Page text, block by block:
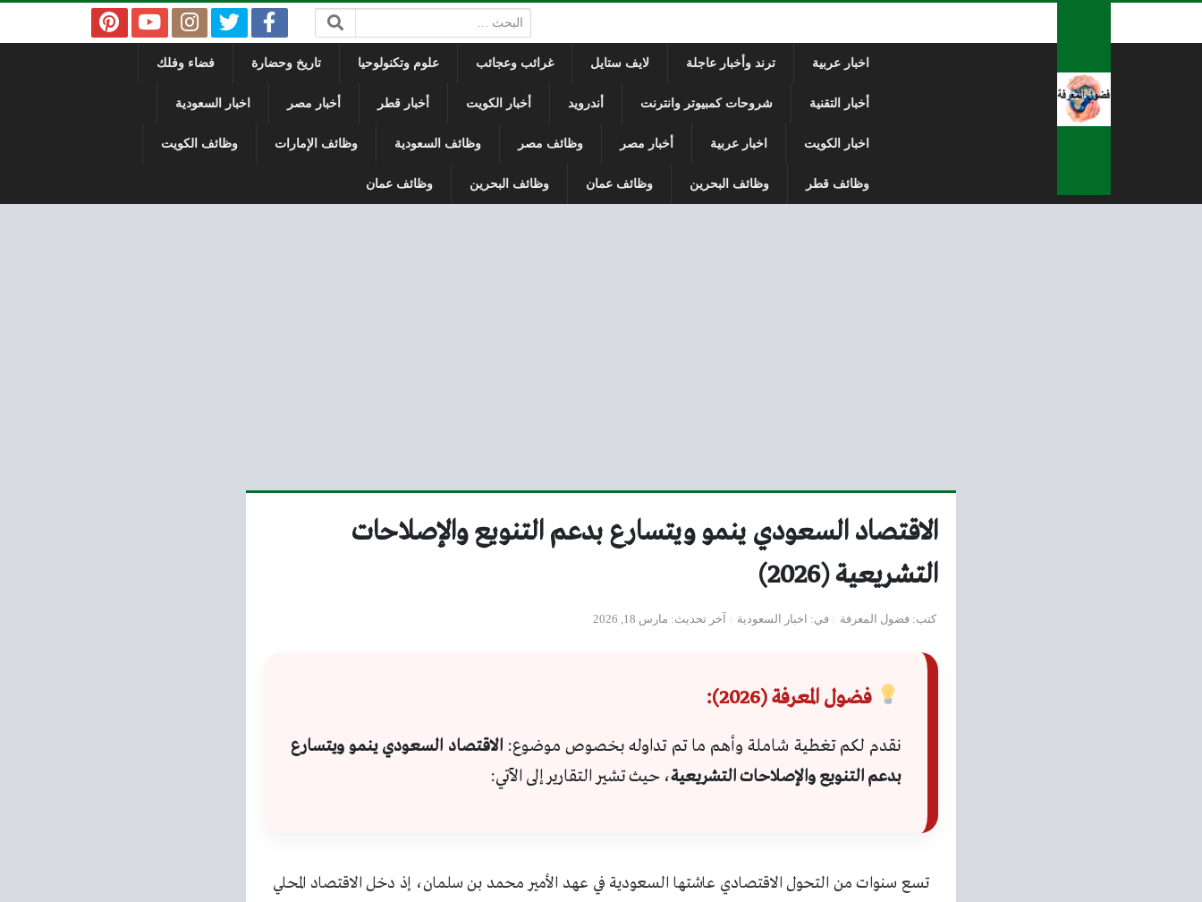
البحث:
اخبار عربية ترند وأخبار عاجلة لايف ستايل غرائب وعجائب علوم وتكنولوحيا تاريخ وحضارة فضاء وفلك
أخبار التقنية شروحات كمبيوتر وانترنت أندرويد أخبار الكويت أخبار قطر أخبار مصر اخبار السعودية
اخبار الكويت اخبار عربية أخبار مصر وظائف مصر وظائف السعودية وظائف الإمارات وظائف الكويت
وظائف قطر وظائف البحرين وظائف عمان وظائف البحرين وظائف عمان
الاقتصاد السعودي ينمو ويتسارع بدعم التنويع والإصلاحات
التشريعية (2026)
كتب فضول المعرفة في اخبار السعودية آخر تحديث مارس 18, 2026
فضول المعرفة (2026):
نقدم لكم تغطية شاملة وأهم ما تم تداوله بخصوص موضوع:الاقتصاد السعودي ينمو ويتسارع
بدعم التنويع والإصلاحات التشريعية، حيث تشير التقارير إلى الآتي:
تسع سنوات من التحول الاقتصادي عاشتها السعودية في عهد الأمير محمد بن سلمان، إذ دخل الاقتصاد المحلي